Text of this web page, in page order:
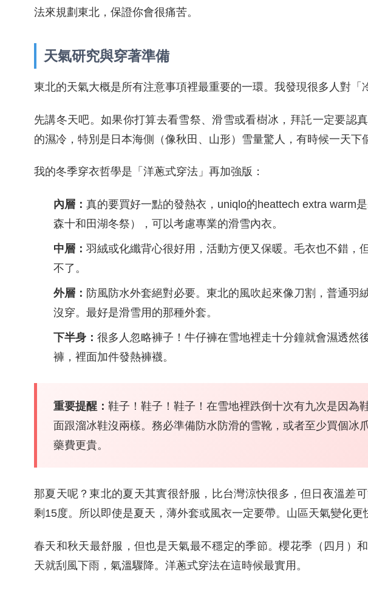
法來規劃東北，保證你會很痛苦。
天氣研究與穿著準備
東北的天氣大概是所有注意事項裡最重要的一環。我發現很多人對「
先講冬天吧。如果你打算去看雪祭、滑雪或看樹冰，拜託一定要認
的濕冷，特別是日本海側（像秋田、山形）雪量驚人，有時候一天下
我的冬季穿衣哲學是「洋蔥式穿法」再加強版：
內層：真的要買好一點的發熱衣，uniqlo的heattech extra warm
森十和田湖冬祭），可以考慮專業的滑雪內衣。
中層：羽絨或化纖背心很好用，活動方便又保暖。毛衣也不錯，
不了。
外層： 防風防水外套絕對必要。東北的風吹起來像刀割，普通羽
沒穿。最好是滑雪用的那種外套。
下半身：很多人忽略褲子！牛仔褲在雪地裡走十分鐘就會濕透然
褲，裡面加件發熱褲襪。
重要提醒： 鞋子！鞋子！鞋子！在雪地裡跌倒十次有九次是因為
面跟溜冰鞋沒兩樣。務必準備防水防滑的雪靴，或者至少買個冰
藥費更貴。
那夏天呢？東北的夏天其實很舒服，比台灣涼快很多，但日夜溫差
剩15度。所以即使是夏天，薄外套或風衣一定要帶。山區天氣變化更
春天和秋天最舒服，但也是天氣最不穩定的季節。櫻花季（四月）
天就刮風下雨，氣溫驟降。洋蔥式穿法在這時候最實用。